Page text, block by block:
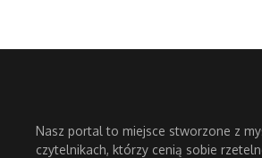
Nasz portal to miejsce stworzone z
czytelnikach, którzy cenią sobie